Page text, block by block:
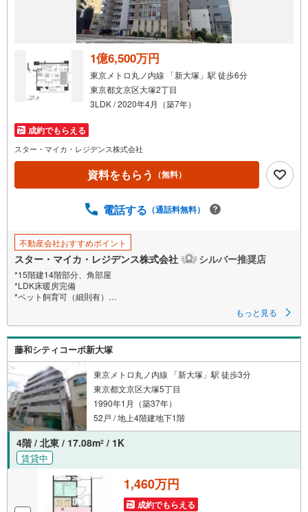
1億6,500万円
東京メトロ丸ノ内線 「新大塚」駅 徒歩6分
東京都文京区大塚2丁目
3LDK / 2020年4月（築7年）
成約でもらえる
スター・マイカ・レジデンス株式会社
資料をもらう （無料）
電話する （通話料無料）
不動産会社おすすめポイント
スター・マイカ・レジデンス株式会社 シルバー推奨店
*15階建14階部分、角部屋
*LDK床暖房完備
*ペット飼育可（細則有）
当日の見学も可能です。
人気物件には特に問い合わせが集中するため、お早めにお電話ください。
上記時間はお電話が繋がりやすくなっております。
「室内・現地を見学する」ボタンよりご予約いただくとご見学がスムーズ
です。
【弊社について】
スター・マイカ・レジデンスは、スター・マイカ・ホールディングス
（東証プライム上場）のグループ会社です。
【各種ご相談も承っております】
・引越し業者のご紹介や、入居後オプションサポート
・税金、住宅ローンについて
・FPによるライフプランシュミレーション
----Yahoo！ 不動産キャンペーン対象店舗----
当店で物件を成約するとPayPayボーナスがもらえる
もっと見る
藤和シティコーポ新大塚
東京メトロ丸ノ内線 「新大塚」駅 徒歩3分
東京都文京区大塚5丁目
1990年1月（築37年）
52戸 / 地上4階建地下1階
4階 / 北東 / 17.08m2 / 1K
賃貸中
1,460万円
成約でもらえる